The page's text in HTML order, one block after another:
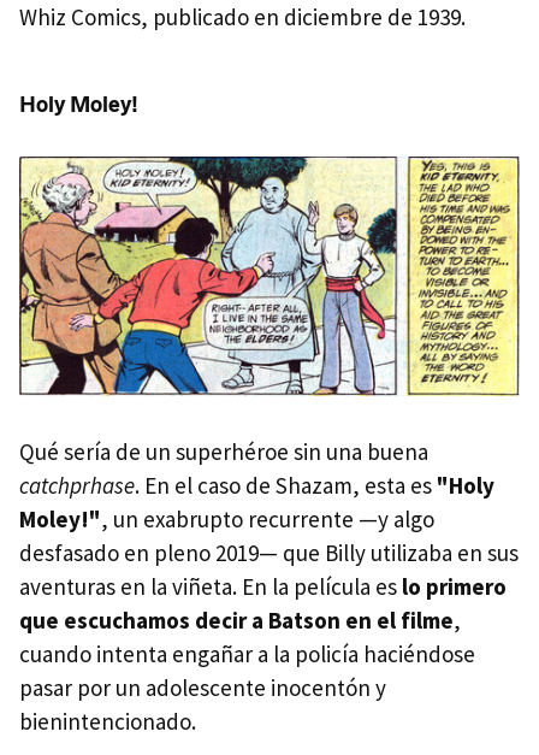
Whiz Comics, publicado en diciembre de 1939.
Holy Moley!
Qué sería de un superhéroe sin una buena
catchprhase. En el caso de Shazam, esta es "Holy
Moley!", un exabrupto recurrente —y algo
desfasado en pleno 2019— que Billy utilizaba en sus
aventuras en la viñeta. En la película es lo primero
que escuchamos decir a Batson en el filme,
cuando intenta engañar a la policía haciéndose
pasar por un adolescente inocentón y
bienintencionado.